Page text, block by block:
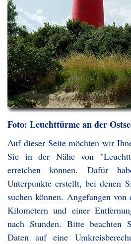
Foto: Leuchttürme an der
Auf dieser Seite möchten wir
Sie in der Nähe von
erreichen können. Dafür
Unterpunkte erstellt, bei denen
suchen können. Angefangen
Kilometern und einer
nach Stunden. Bitte beachten
Daten auf eine